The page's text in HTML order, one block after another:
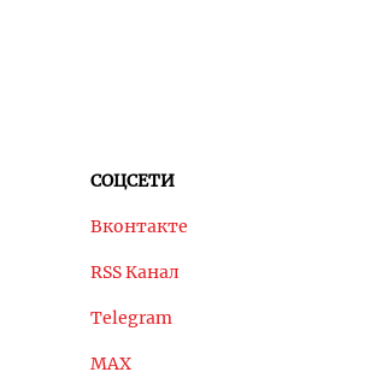
СОЦСЕТИ
Вконтакте
RSS Канал
Telegram
MAX